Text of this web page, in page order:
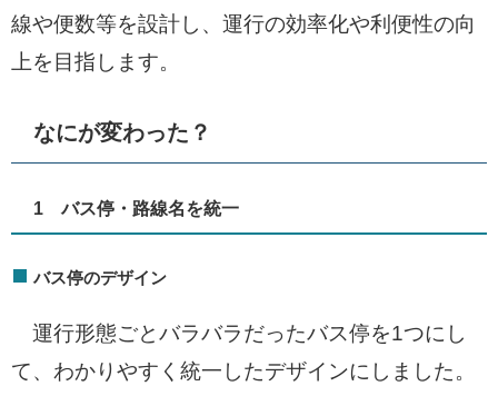
線や便数等を設計し、運行の効率化や利便性の向
上を目指します。
なにが変わった？
1 バス停・路線名を統一
バス停のデザイン
運行形態ごとバラバラだったバス停を1つにし
て、わかりやすく統一したデザインにしました。